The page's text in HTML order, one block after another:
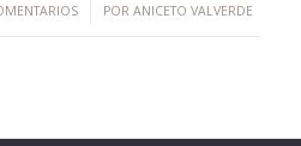
/ PORANICETO VALVERDE